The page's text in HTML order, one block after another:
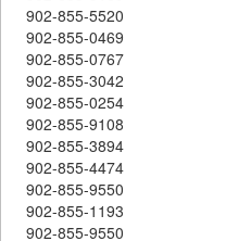
902-855-5520
902-855-0469
902-855-0767
902-855-3042
902-855-0254
902-855-9108
902-855-3894
902-855-4474
902-855-9550
902-855-1193
902-855-9550